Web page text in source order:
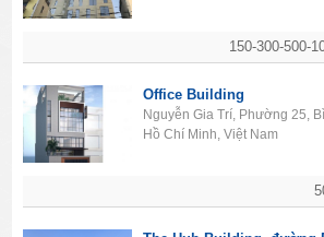
150-300-500-
Office Building
Nguyễn Gia Trí, Phường 25,
Hồ Chí Minh, Việt Nam